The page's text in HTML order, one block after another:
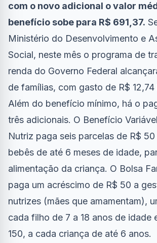
com o novo adicional o valor
benefício sobe para R$ 691,37.
Ministério do Desenvolvimento e
Social, neste mês o programa de
renda do Governo Federal
de famílias, com gasto de R$ 12,74
Além do benefício mínimo, há o
três adicionais. O Benefício
Nutriz paga seis parcelas de R$
bebês de até 6 meses de idade,
alimentação da criança. O Bolsa
paga um acréscimo de R$ 50 a
nutrizes (mães que amamentam),
cada filho de 7 a 18 anos de idade
150, a cada criança de até 6 anos.